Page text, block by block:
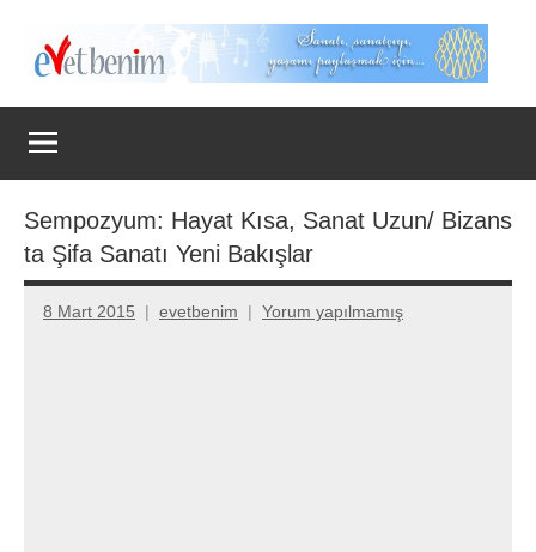
Evet
Benim
Sempozyum: Hayat Kısa, Sanat Uzun/ Bizans
ta Şifa Sanatı Yeni Bakışlar
8 Mart 2015 evetbenim Yorum yapılmamış